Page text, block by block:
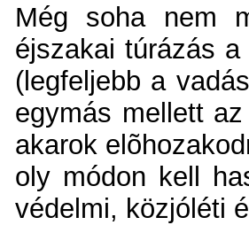
Még soha nem
éjszakai túrázás
(legfeljebb a
egymás mellett
akarok
oly módon kell
védelmi, közjóléti